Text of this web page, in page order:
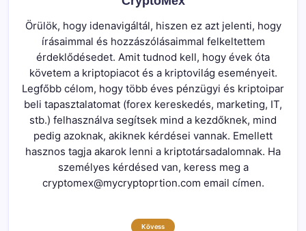
Örülök, hogy idenavigáltál, hiszen ez azt jelenti, hogy
írásaimmal és hozzászólásaimmal felkeltettem
érdeklődésedet. Amit tudnod kell, hogy évek óta
követem a kriptopiacot és a kriptovilág eseményeit.
Legfőbb célom, hogy több éves pénzügyi és kriptoipar
beli tapasztalatomat (forex kereskedés, marketing, IT,
stb.) felhasználva segítsek mind a kezdőknek, mind
pedig azoknak, akiknek kérdései vannak. Emellett
hasznos tagja akarok lenni a kriptotársadalomnak. Ha
személyes kérdésed van, keress meg a
cryptomex@mycryptoprtion.com email címen.
Kövess